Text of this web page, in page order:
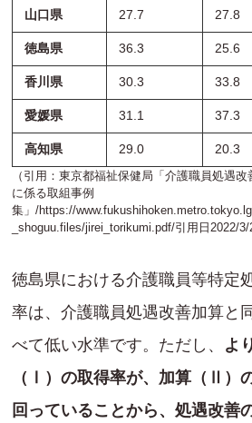
山口県 27.7 27.8
徳島県 36.3 25.6
香川県 30.3 33.8
愛媛県 31.1 37.3
高知県 29.0 20.3
（引用：東京都福祉保健局「介護職員処遇
に係る取組事例
集」/https://
_shoguu.files/jirei_torikumi.pdf/引用日2022/3/2
徳島県における介護職員等特定
率は、介護職員処遇改善加算と
べて低い水準です。ただし、 よ
（Ⅰ）の取得率が、加算（Ⅱ）
回っていることから、処遇改善